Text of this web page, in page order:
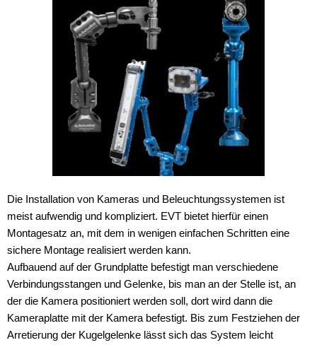
Die Installation von Kameras und Beleuchtungssystemen ist
meist aufwendig und kompliziert. EVT bietet hierfür einen
Montagesatz an, mit dem in wenigen einfachen Schritten eine
sichere Montage realisiert werden kann.
Aufbauend auf der Grundplatte befestigt man verschiedene
Verbindungsstangen und Gelenke, bis man an der Stelle ist, an
der die Kamera positioniert werden soll, dort wird dann die
Kameraplatte mit der Kamera befestigt. Bis zum Festziehen der
Arretierung der Kugelgelenke lässt sich das System leicht